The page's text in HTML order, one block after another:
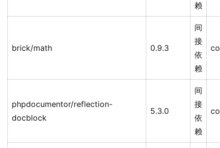
赖
brick/math 0.9.3
间
接
依
赖
phpdocumentor/reflection-
docblock
5.3.0
间
接
依
赖